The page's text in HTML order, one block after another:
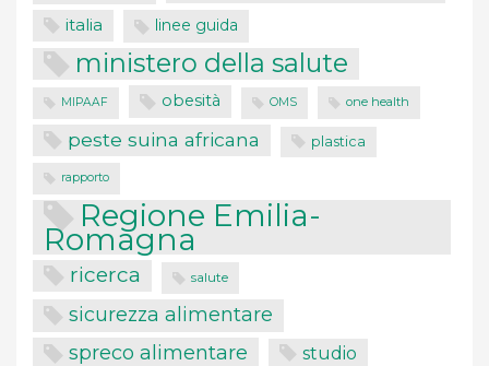
italia linee guida
ministero della salute
MIPAAF obesità OMS one health
peste suina africana plastica
rapporto
Regione Emilia-
Romagna
ricerca salute
sicurezza alimentare
spreco alimentare studio